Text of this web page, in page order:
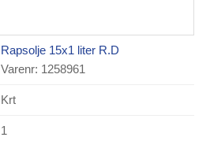
Rapsolje 15x1 liter R.D
Varenr: 1258961
Krt
1